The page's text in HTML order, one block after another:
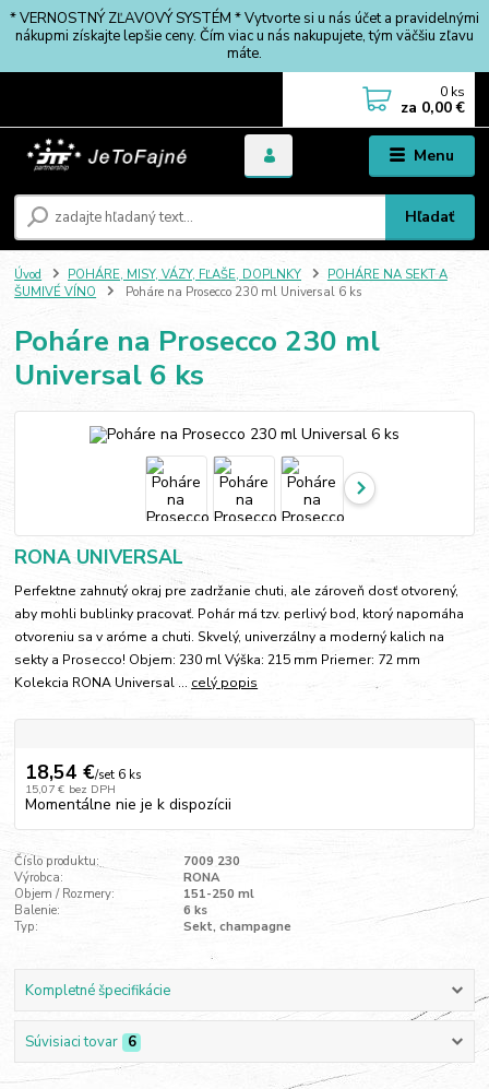
* VERNOSTNÝ ZĽAVOVÝ SYSTÉM * Vytvorte si u nás účet a pravidelnými
nákupmi získajte lepšie ceny. Čím viac u nás nakupujete, tým väčšiu zľavu
máte.
Menu
Hľadať
0 ks
za 0,00 €
Úvod POHÁRE, MISY, VÁZY, FĽAŠE, DOPLNKY
POHÁRE NA SEKT A
ŠUMIVÉ VÍNO
Poháre na Prosecco 230 ml Universal 6 ks
Poháre na Prosecco 230 ml
Universal 6 ks
RONA UNIVERSAL
Perfektne zahnutý okraj pre zadržanie chuti, ale zároveň dosť otvorený,
aby mohli bublinky pracovať. Pohár má tzv. perlivý bod, ktorý napomáha
otvoreniu sa v aróme a chuti. Skvelý, univerzálny a moderný kalich na
sekty a Prosecco! Objem: 230 ml Výška: 215 mm Priemer: 72 mm
Kolekcia RONA Universal ... celý popis
18,54 €/set 6 ks
15,07 € bez DPH
Momentálne nie je k dispozícii
Číslo produktu:
7009 230
Výrobca:
RONA
Objem / Rozmery:
151-250 ml
Balenie:
6 ks
Typ:
Sekt, champagne
Kompletné špecifikácie
Súvisiaci tovar 6